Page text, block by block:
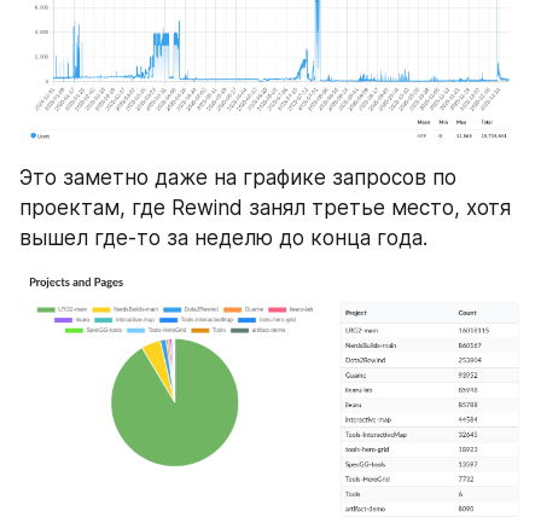
Это заметно даже на графике запросов по
проектам, где Rewind занял третье место, хотя
вышел где-то за неделю до конца года.